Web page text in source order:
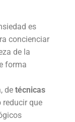
es
concienciar
de la
forma
de técnicas
reducir que